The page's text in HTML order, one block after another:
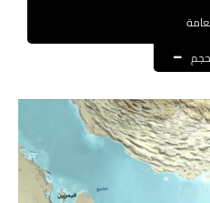
العقود والاجور اليومية
الرواتب
القروض والسلف